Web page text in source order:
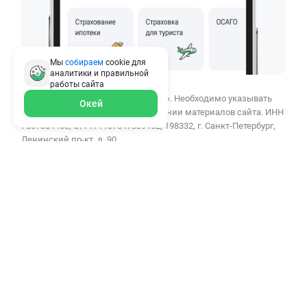
© 2010–2026 ООО «СВЦ ПОЛИС812». Необходимо указывать
ссылку polis812.ru при использовании материалов сайта. ИНН
7807384453, ОГРН 1137847389162, 198332, г. Санкт-Петербург,
Ленинский пр-кт, д. 90.
Мы собираем cookie для
аналитики и правильной
работы сайта
Окей